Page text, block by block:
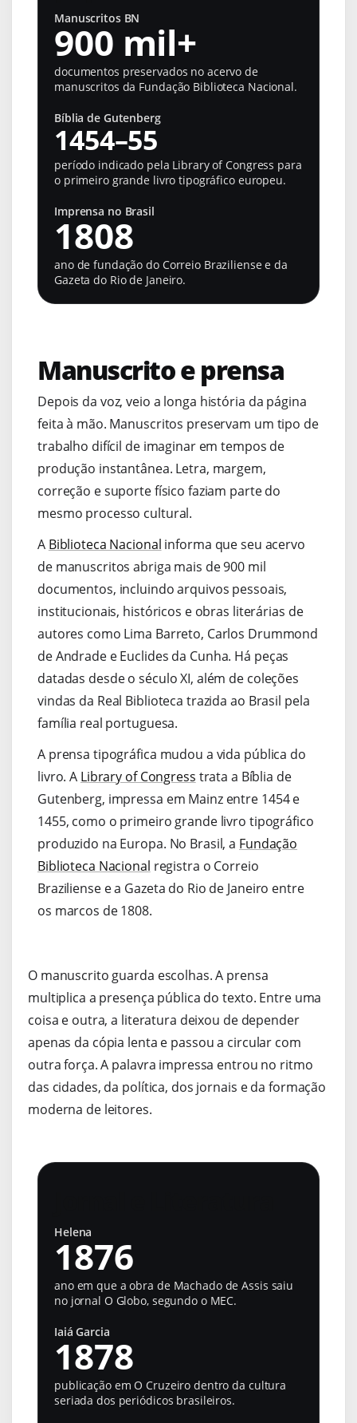
Manuscritos BN
900 mil+
documentos preservados no acervo de
manuscritos da Fundação Biblioteca Nacional.
Bíblia de Gutenberg
1454–55
período indicado pela Library of Congress para
o primeiro grande livro tipográfico europeu.
Imprensa no Brasil
1808
ano de fundação do Correio Braziliense e da
Gazeta do Rio de Janeiro.
Manuscrito e prensa
Depois da voz, veio a longa história da página
feita à mão. Manuscritos preservam um tipo de
trabalho difícil de imaginar em tempos de
produção instantânea. Letra, margem,
correção e suporte físico faziam parte do
mesmo processo cultural.
A Biblioteca Nacional informa que seu acervo
de manuscritos abriga mais de 900 mil
documentos, incluindo arquivos pessoais,
institucionais, históricos e obras literárias de
autores como Lima Barreto, Carlos Drummond
de Andrade e Euclides da Cunha. Há peças
datadas desde o século XI, além de coleções
vindas da Real Biblioteca trazida ao Brasil pela
família real portuguesa.
A prensa tipográfica mudou a vida pública do
livro. A Library of Congress trata a Bíblia de
Gutenberg, impressa em Mainz entre 1454 e
1455, como o primeiro grande livro tipográfico
produzido na Europa. No Brasil, a Fundação
Biblioteca Nacional registra o Correio
Braziliense e a Gazeta do Rio de Janeiro entre
os marcos de 1808.
O manuscrito guarda escolhas. A prensa
multiplica a presença pública do texto. Entre uma
coisa e outra, a literatura deixou de depender
apenas da cópia lenta e passou a circular com
outra força. A palavra impressa entrou no ritmo
das cidades, da política, dos jornais e da formação
moderna de leitores.
Helena
1876
ano em que a obra de Machado de Assis saiu
no jornal O Globo, segundo o MEC.
Iaiá Garcia
1878
publicação em O Cruzeiro dentro da cultura
seriada dos periódicos brasileiros.